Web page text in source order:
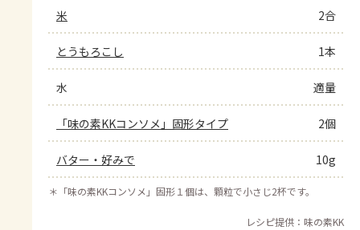
米 2合
とうもろこし 1本
水 適量
「味の素KKコンソメ」固形タイプ 2個
バター・好みで 10g
＊ 「味の素KKコンソメ」固形１個は、顆粒で小さじ2杯です。
レシピ提供：味の素KK